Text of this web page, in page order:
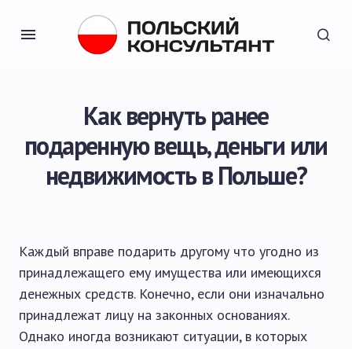
Как вернуть ранее
подаренную вещь, деньги или
недвижимость в Польше?
Каждый вправе подарить другому что угодно из
принадлежащего ему имущества или имеющихся
денежных средств. Конечно, если они изначально
принадлежат лицу на законных основаниях.
Однако иногда возникают ситуации, в которых